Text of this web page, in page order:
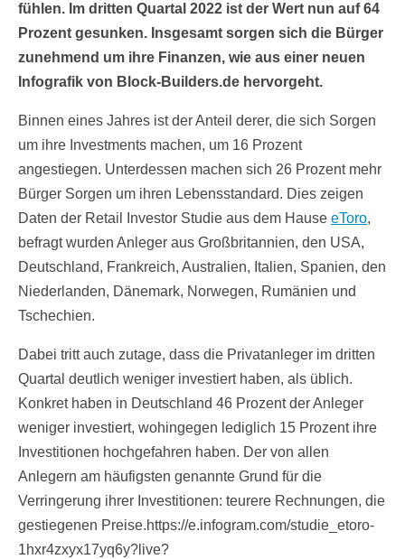
fühlen. Im dritten Quartal 2022 ist der Wert nun auf 64
Prozent gesunken. Insgesamt sorgen sich die Bürger
zunehmend um ihre Finanzen, wie aus einer neuen
Infografik von Block-Builders.de hervorgeht.
Binnen eines Jahres ist der Anteil derer, die sich Sorgen
um ihre Investments machen, um 16 Prozent
angestiegen. Unterdessen machen sich 26 Prozent mehr
Bürger Sorgen um ihren Lebensstandard. Dies zeigen
Daten der Retail Investor Studie aus dem Hause eToro,
befragt wurden Anleger aus Großbritannien, den USA,
Deutschland, Frankreich, Australien, Italien, Spanien, den
Niederlanden, Dänemark, Norwegen, Rumänien und
Tschechien.
Dabei tritt auch zutage, dass die Privatanleger im dritten
Quartal deutlich weniger investiert haben, als üblich.
Konkret haben in Deutschland 46 Prozent der Anleger
weniger investiert, wohingegen lediglich 15 Prozent ihre
Investitionen hochgefahren haben. Der von allen
Anlegern am häufigsten genannte Grund für die
Verringerung ihrer Investitionen: teurere Rechnungen, die
gestiegenen Preise.https://e.infogram.com/studie_etoro-
1hxr4zxyx17yq6y?live?